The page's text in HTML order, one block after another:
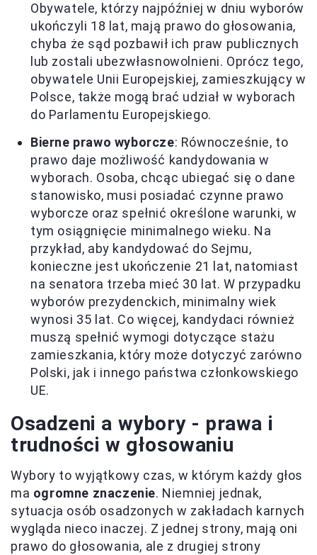
Obywatele, którzy najpóźniej w dniu wyborów
ukończyli 18 lat, mają prawo do głosowania,
chyba że sąd pozbawił ich praw publicznych
lub zostali ubezwłasnowolnieni. Oprócz tego,
obywatele Unii Europejskiej, zamieszkujący w
Polsce, także mogą brać udział w wyborach
do Parlamentu Europejskiego.
Bierne prawo wyborcze: Równocześnie, to
prawo daje możliwość kandydowania w
wyborach. Osoba, chcąc ubiegać się o dane
stanowisko, musi posiadać czynne prawo
wyborcze oraz spełnić określone warunki, w
tym osiągnięcie minimalnego wieku. Na
przykład, aby kandydować do Sejmu,
konieczne jest ukończenie 21 lat, natomiast
na senatora trzeba mieć 30 lat. W przypadku
wyborów prezydenckich, minimalny wiek
wynosi 35 lat. Co więcej, kandydaci również
muszą spełnić wymogi dotyczące stażu
zamieszkania, który może dotyczyć zarówno
Polski, jak i innego państwa członkowskiego
UE.
Osadzeni a wybory - prawa i
trudności w głosowaniu
Wybory to wyjątkowy czas, w którym każdy głos
ma ogromne znaczenie. Niemniej jednak,
sytuacja osób osadzonych w zakładach karnych
wygląda nieco inaczej. Z jednej strony, mają oni
prawo do głosowania, ale z drugiej strony